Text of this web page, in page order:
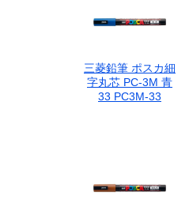
三菱鉛筆 ポスカ細
字丸芯 PC-3M 青
33 PC3M-33